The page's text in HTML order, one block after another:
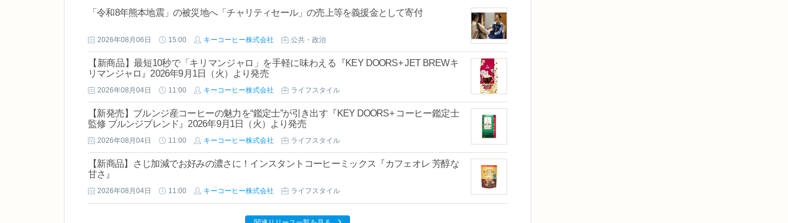
「令和8年熊本地震」の被災地へ「チャリティセール」の売上等を義援金として寄付
2026年08月06日 15:00 キーコーヒー株式会社 公共・政治
【新商品】最短10秒で「キリマンジャロ」を手軽に味わえる『KEY DOORS+ JET BREWキ
リマンジャロ』2026年9月1日（火）より発売
2026年08月04日 11:00 キーコーヒー株式会社 ライフスタイル
【新発売】ブルンジ産コーヒーの魅力を“鑑定士”が引き出す『KEY DOORS+ コーヒー鑑定士
監修 ブルンジブレンド』2026年9月1日（火）より発売
2026年08月04日 11:00 キーコーヒー株式会社 ライフスタイル
【新商品】さじ加減でお好みの濃さに！インスタントコーヒーミックス『カフェオレ 芳醇な
甘さ』
2026年08月04日 11:00 キーコーヒー株式会社 ライフスタイル